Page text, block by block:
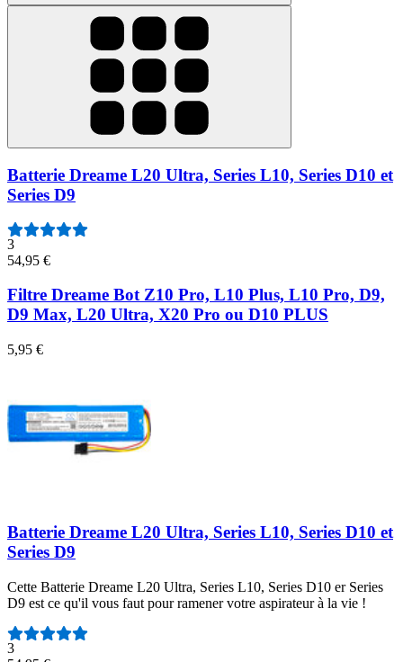
Batterie Dreame L20 Ultra, Series L10, Series D10 et
Series D9
3
54,95 €
Filtre Dreame Bot Z10 Pro, L10 Plus, L10 Pro, D9,
D9 Max, L20 Ultra, X20 Pro ou D10 PLUS
5,95 €
Batterie Dreame L20 Ultra, Series L10, Series D10 et
Series D9
Cette Batterie Dreame L20 Ultra, Series L10, Series D10 er Series
D9 est ce qu'il vous faut pour ramener votre aspirateur à la vie !
Nombre d'avis :
3